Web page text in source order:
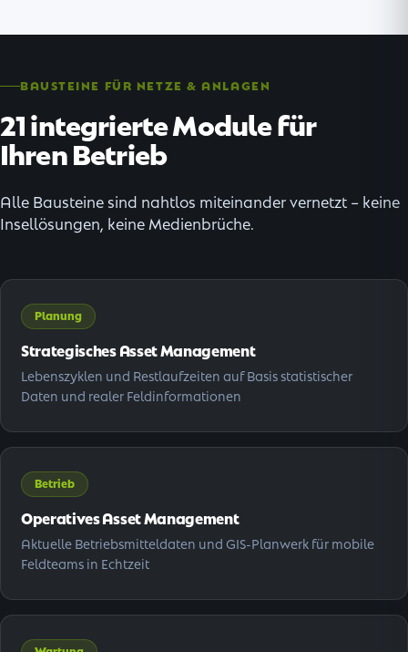
BAUSTEINE FÜR NETZE & ANLAGEN
21 integrierte Module für
Ihren Betrieb
Alle Bausteine sind nahtlos miteinander vernetzt – keine
Insellösungen, keine Medienbrüche.
Planung
Strategisches Asset Management
Lebenszyklen und Restlaufzeiten auf Basis statistischer
Daten und realer Feldinformationen
Betrieb
Operatives Asset Management
Aktuelle Betriebsmitteldaten und GIS-Planwerk für mobile
Feldteams in Echtzeit